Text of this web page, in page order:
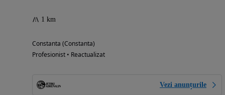
1 km
Constanta (Constanta)
Profesionist • Reactualizat
Vezi anunțurile